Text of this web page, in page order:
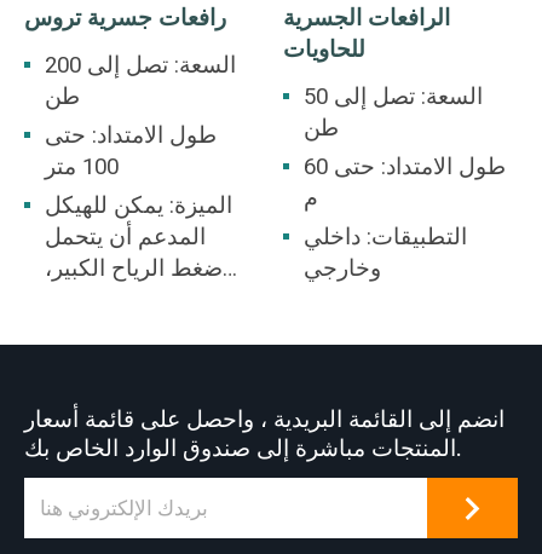
رافعات جسرية تروس
السعة: تصل إلى 200
طن
طول الامتداد: حتى
100 متر
الميزة: يمكن للهيكل
المدعم أن يتحمل
ضغط الرياح الكبير،
الرافعات الجسرية
للحاويات
السعة: تصل إلى 50
طن
طول الامتداد: حتى 60
م
التطبيقات: داخلي
وخارجي
انضم إلى القائمة البريدية ، واحصل على قائمة أسعار
المنتجات مباشرة إلى صندوق الوارد الخاص بك.